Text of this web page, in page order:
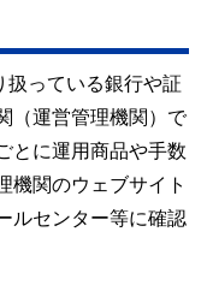
っている銀行や証
（運営管理機関）で
とに運用商品や手数
機関のウェブサイト
ルセンター等に確認